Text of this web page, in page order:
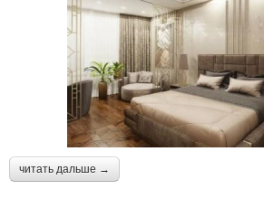
читать дальше →